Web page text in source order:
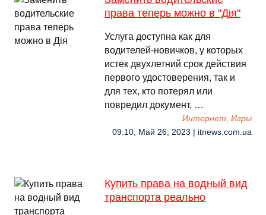
права теперь можно в "Дія"
Услуга доступна как для
водителей-новичков, у которых
истек двухлетний срок действия
первого удостоверения, так и
для тех, кто потерял или
повредил документ, …
Интернет, Игры
09:10, Май 26, 2023 | itnews.com.ua
Купить права на водный вид
транспорта реально